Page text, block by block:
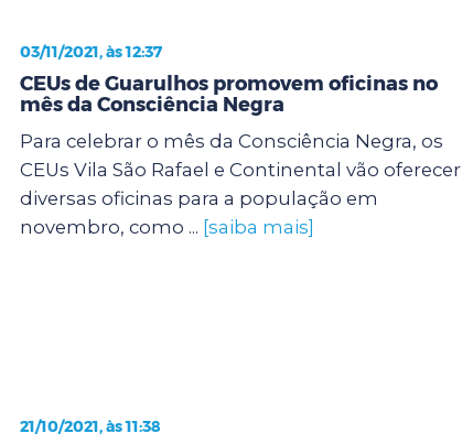
03/11/2021, às 12:37
CEUs de Guarulhos promovem oficinas no
mês da Consciência Negra
Para celebrar o mês da Consciência Negra, os
CEUs Vila São Rafael e Continental vão oferecer
diversas oficinas para a população em
novembro, como ... [saiba mais]
21/10/2021, às 11:38